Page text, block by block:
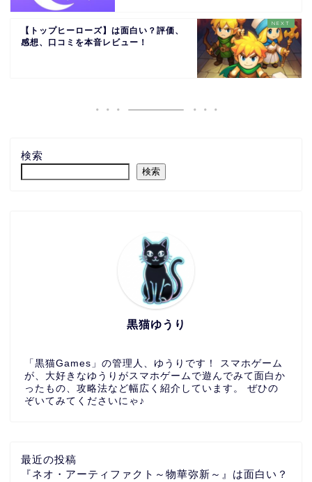
【トップヒーローズ】は面白い？評価、
感想、口コミを本音レビュー！
検索
検索
黒猫ゆうり
「黒猫Games」の管理人、ゆうりです！ スマホゲーム
が、大好きなゆうりがスマホゲームで遊んでみて面白か
ったもの、攻略法など幅広く紹介しています。 ぜひの
ぞいてみてくださいにゃ♪
最近の投稿
『ネオ・アーティファクト～物華弥新～』は面白い？